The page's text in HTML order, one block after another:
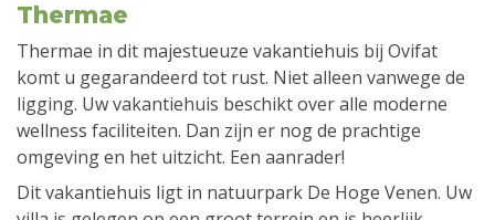
Thermae
Thermae in dit majestueuze vakantiehuis bij Ovifat
komt u gegarandeerd tot rust. Niet alleen vanwege de
ligging. Uw vakantiehuis beschikt over alle moderne
wellness faciliteiten. Dan zijn er nog de prachtige
omgeving en het uitzicht. Een aanrader!
Dit vakantiehuis ligt in natuurpark De Hoge Venen. Uw